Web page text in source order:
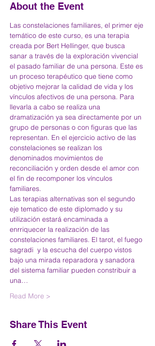
About the Event
Las constelaciones familiares, el primer eje
temático de este curso, es una terapia
creada por Bert Hellinger, que busca
sanar a través de la exploración vivencial
el pasado familiar de una persona. Este es
un proceso terapéutico que tiene como
objetivo mejorar la calidad de vida y los
vínculos afectivos de una persona. Para
llevarla a cabo se realiza una
dramatización ya sea directamente por un
grupo de personas o con figuras que las
representan. En el ejercicio activo de las
constelaciones se realizan los
denominados movimientos de
reconciliación y orden desde el amor con
el fin de recomponer los vínculos
familiares.
Las terapias alternativas son el segundo
eje tematico de este diplomado y su
utilización estará encaminada a
enrriquecer la realización de las
constelaciones familiares. El tarot, el fuego
sagradi  y la escucha del cuerpo vistos
bajo una mirada reparadora y sanadora
del sistema familiar pueden constribuir a
una…
Read More >
Share This Event